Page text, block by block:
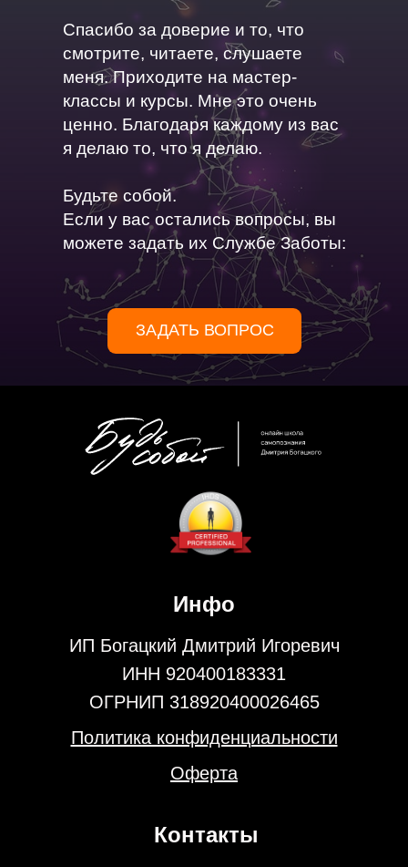
Спасибо за доверие и то, что
смотрите, читаете, слушаете
меня. Приходите на мастер-
классы и курсы. Мне это очень
ценно. Благодаря каждому из вас
я делаю то, что я делаю.
Будьте собой.
Если у вас остались вопросы, вы
можете задать их Службе Заботы:
ЗАДАТЬ ВОПРОС
Контакты
Политика конфиденциальности
Оферта
Инфо
ИП Богацкий Дмитрий Игоревич
ИНН 920400183331
ОГРНИП 318920400026465